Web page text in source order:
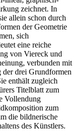
zeichnet. In
allein schon durch
der Geometrie
sich
eine reiche
von Viereck und
verbunden mit
der drei Grundformen
enthält zugleich
Titelblatt zum
Vollendung
zum
die bildnerische
des Künstlers.